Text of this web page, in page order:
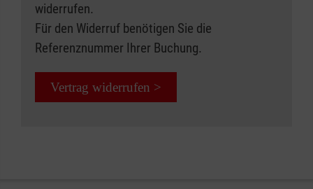
widerrufen.
Für den Widerruf benötigen Sie die
Referenznummer Ihrer Buchung.
Vertrag widerrufen >